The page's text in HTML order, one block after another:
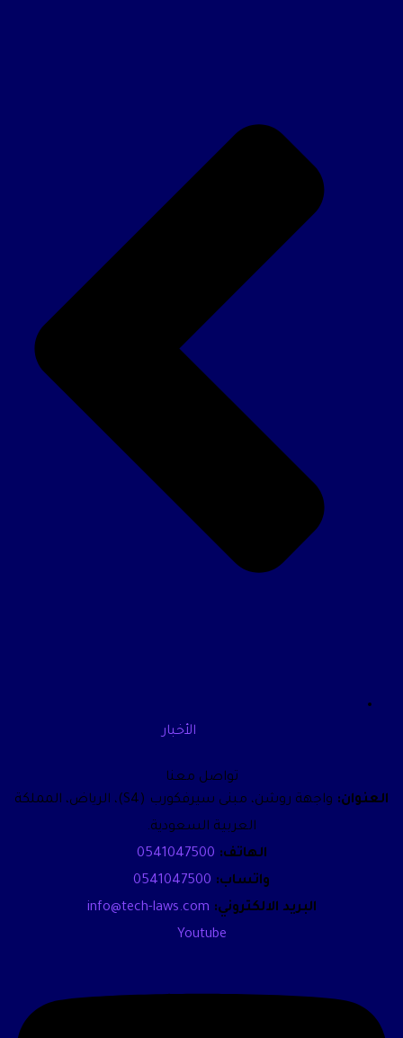
الأخبار
تواصل معنا
العنوان:
واجهة روشن، مبنى سيرفكورب (S4)، الرياض، المملكة
العربية السعودية.
الهاتف: 0541047500
واتساب: 0541047500
البريد الالكتروني: info@tech-laws.com
Youtube